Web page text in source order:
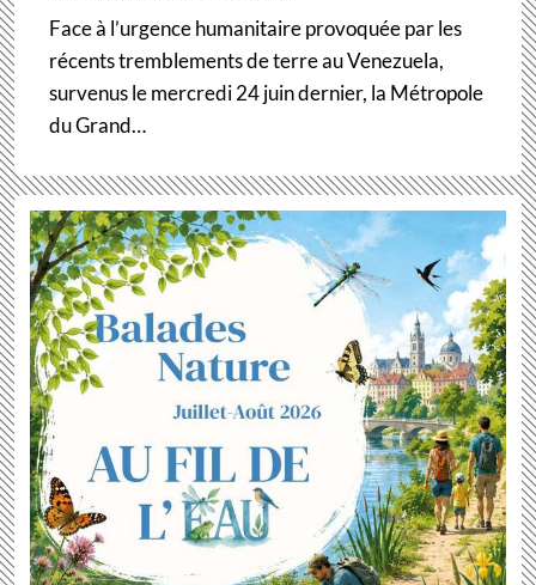
Face à l’urgence humanitaire provoquée par les
récents tremblements de terre au Venezuela,
survenus le mercredi 24 juin dernier, la Métropole
du Grand…